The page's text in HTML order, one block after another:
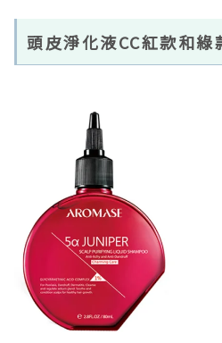
頭皮淨化液CC紅款和綠